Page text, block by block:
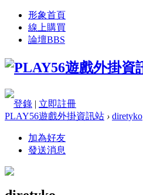
形象首頁
線上購買
論壇BBS
登錄 | 立即註冊
PLAY56遊戲外掛資訊站 › diretyko
加為好友
發送消息